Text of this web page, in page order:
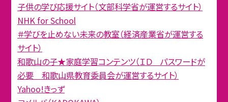
子供の学び応援サイト（文部科学省が運営するサイト）
NHK for School
＃学びを止めない未来の教室（経済産業省が運営する
サイト）
和歌山の子★家庭学習コンテンツ（ＩＤ パスワードが
必要 和歌山県教育委員会が運営するサイト）
Yahoo!きっず